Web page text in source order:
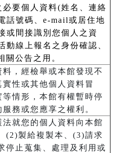
要個人資料(姓名、連絡
話號碼、e-mail或居住地
或間接識別您個人之資
動線上報名之身份確認、
關公告之用。
，經檢舉或本館發現不
性或其他個人資料冒
情形，本館有權暫時停
務或您應享之權利。
就您的個人資料向本館
(2)製給複製本、(3)請求
停止蒐集、處理及利用或